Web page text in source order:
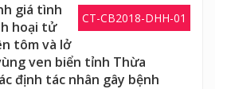
CT-CB2018-DHH-01
giá tình
hoại tử
tôm và lở
ven biển tỉnh Thừa
định tác nhân gây bệnh